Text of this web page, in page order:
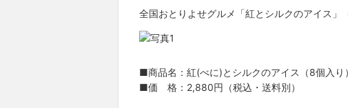
全国おとりよせグルメ「紅とシルクのアイス」
■商品名：紅(べに)とシルクのアイス（8個入り）
■価 格：2,880円（税込・送料別）